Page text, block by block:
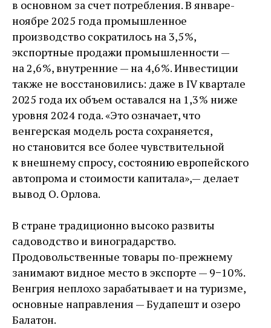
в основном за счет потребления. В январе-
ноябре 2025 года промышленное
производство сократилось на 3,5 %,
экспортные продажи промышленности — ​
на 2,6 %, внутренние — ​на 4,6 %. Инвестиции
также не восстановились: даже в IV квартале
2025 года их объем оставался на 1,3 % ниже
уровня 2024 года. «Это означает, что
венгерская модель роста сохраняется,
но становится все более чувствительной
к внешнему спросу, состоянию европейского
автопрома и стоимости капитала», — ​делает
вывод О. Орлова.
В стране традиционно высоко развиты
садоводство и виноградарство.
Продовольственные товары по-прежнему
занимают видное место в экспорте — ​9−10 %.
Венгрия неплохо зарабатывает и на туризме,
основные направления — ​Будапешт и озеро
Балатон.